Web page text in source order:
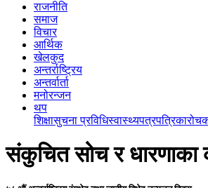
राजनीति
समाज
विचार
आर्थिक
खेलकुद
अन्तर्राष्ट्रिय
अन्तर्वार्ता
मनोरन्जन
थप
शिक्षासुचना प्रविधिस्वास्थ्यपत्रपत्रिका
संकुचित सोच र धारणाका